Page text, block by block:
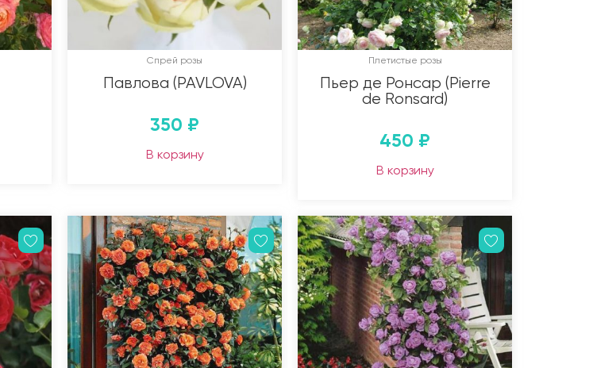
Спрей розы
Павлова (PAVLOVA)
350 ₽
В корзину
Плетистые розы
Пьер де Ронсар (Pierre
de Ronsard)
450 ₽
В корзину